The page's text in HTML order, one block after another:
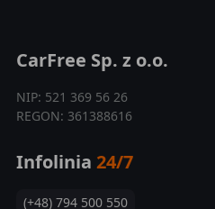
CarFree Sp. z o.o.
NIP: 521 369 56 26
REGON: 361388616
Infolinia 24/7
(+48) 794 500 550